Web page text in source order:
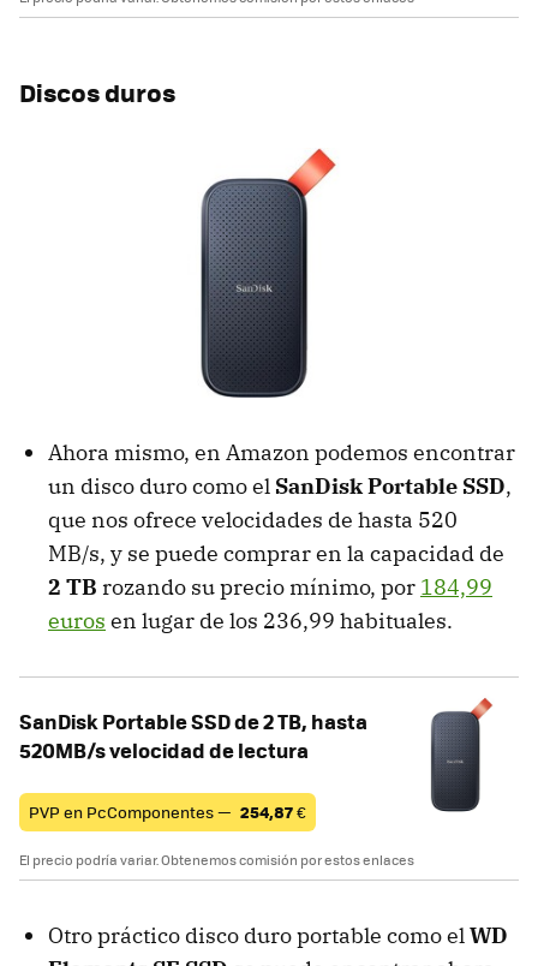
Discos duros
Ahora mismo, en Amazon podemos encontrar
un disco duro como el SanDisk Portable SSD,
que nos ofrece velocidades de hasta 520
MB/s, y se puede comprar en la capacidad de
2 TB rozando su precio mínimo, por 184,99
euros en lugar de los 236,99 habituales.
SanDisk Portable SSD de 2 TB, hasta
520MB/s velocidad de lectura
PVP en PcComponentes — 254,87€
El precio podría variar. Obtenemos comisión por estos enlaces
Otro práctico disco duro portable como elWD